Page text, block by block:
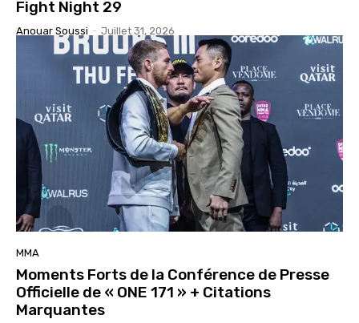
Fight Night 29
Anouar Soussi - Juillet 31, 2026
MMA
Moments Forts de la Conférence de Presse
Officielle de « ONE 171 » + Citations
Marquantes